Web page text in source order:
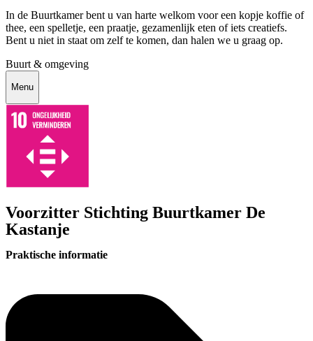
In de Buurtkamer bent u van harte welkom voor een kopje koffie of
thee, een spelletje, een praatje, gezamenlijk eten of iets creatiefs.
Bent u niet in staat om zelf te komen, dan halen we u graag op.
Buurt & omgeving
Menu
Voorzitter Stichting Buurtkamer De
Kastanje
Praktische informatie